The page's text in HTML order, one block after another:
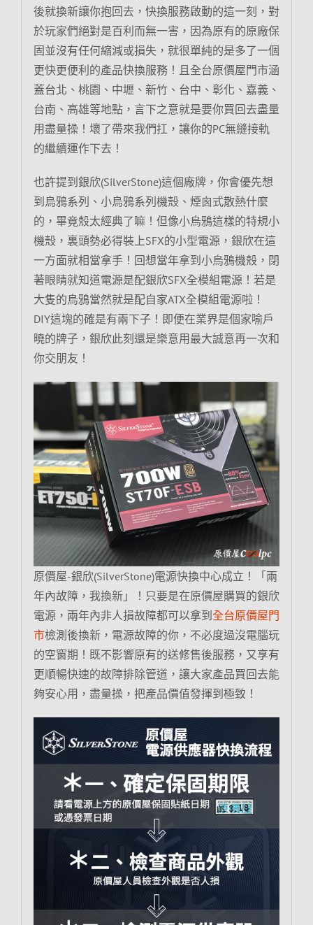
後就換新讓你抱回去，快換服務啟動的這一刻，對
於玩家們絕對是百利而無一害，因為原有的原廠保
固並沒有任何縮減或損失，就很單純的是多了一個
更快更便利的產品快換服務！且全台原價屋門市涵
蓋台北、桃園、中壢、新竹、台中、彰化、嘉義、
台南、高雄等地點，言下之意就是要你買回去盡量
用盡量操！壞了帶來我們扛，讓你的PC無縫接軌
的繼續運作下去！
也許提到銀欣(SilverStone)這個廠牌，你會優先想
到烏鴉系列、小烏鴉系列機殼、煙囪式散熱什麼
的，畢竟殼太經典了嘛！但像小烏鴉這樣的特規小
機殼，裏頭勢必得裝上SFX的小型電源，銀欣在這
一方面就相當拿手！回想當年拿到小烏鴉機殼，閉
著眼睛就知道電源是配銀欣SFX全模組電源！若是
大隻的烏鴉當然就是配自家ATX全模組電源啦！
DIY這塊的確是有兩下子！即便在業界是個家喻戶
曉的牌子，銀欣此刻還是樂意用最大誠意再一次和
你交朋友！
原價屋-銀欣(SilverStone)電源快換中心成立！「兩
年內故障，我換新」！只要是在原價屋購買的銀欣
電源，兩年內非人損故障都可以拿到全台原價屋門
市檢測後換新，電源故障的你，不必度過沒電腦玩
的空窗期！既不影響原有的送修售後服務，又享有
更順暢快速的故障排除管道，讓大家產品買回去能
夠安心用，盡量操，把產品價值發揮到極致！